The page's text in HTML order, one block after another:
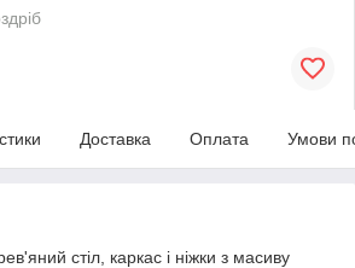
Доставка Оплата Умови
стіл, каркас і ніжки з масиву